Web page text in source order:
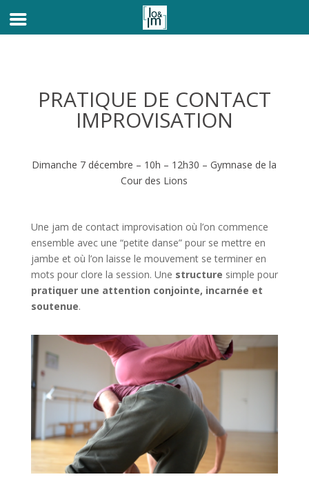
PRATIQUE DE CONTACT
IMPROVISATION
Dimanche 7 décembre – 10h – 12h30 – Gymnase de la
Cour des Lions
Une jam de contact improvisation où l’on commence
ensemble avec une “petite danse” pour se mettre en
jambe et où l’on laisse le mouvement se terminer en
mots pour clore la session. Une structure simple pour
pratiquer une attention conjointe, incarnée et
soutenue.